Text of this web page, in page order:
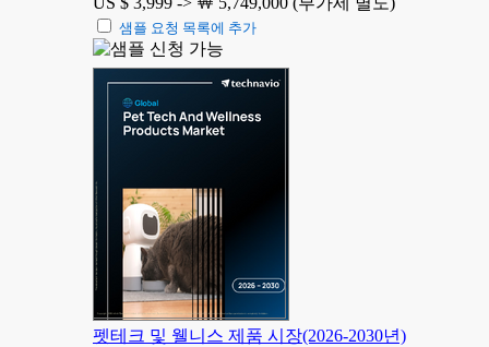
샘플 요청 목록에 추가
펫테크 및 웰니스 제품 시장(2026-2030년)